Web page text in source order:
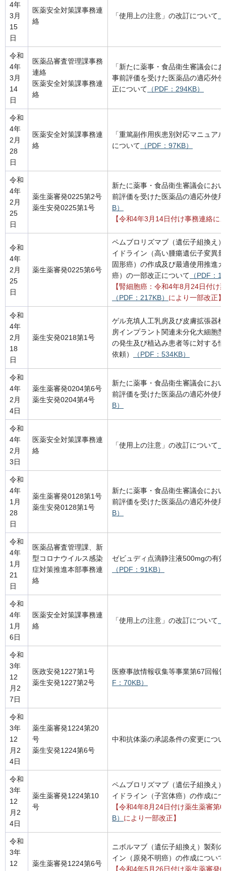
4年
3月
15
日
医薬安全対策課事務連
絡
「使用上の注意」の改訂について
令和
4年
3月
14
日
医薬品審査管理課事務
連絡
医薬安全対策課事務連
絡
「新たに薬事・食品衛生審議会に
事前評価を受けた医薬品の適応外
正について （PDF：294KB）
令和
4年
2月
28
日
医薬安全対策課事務連
絡
「重篤副作用疾患別対応マニュア
について （PDF：97KB）
令和
4年
2月
25
日
薬生薬審発0225第2号
薬生安発0225第1号
新たに薬事・食品衛生審議会にお
前評価を受けた医薬品の適応外使
B）
【令和4年3月14日付け事務連絡に
令和
4年
2月
25
日
薬生薬審発0225第6号
ペムブロリズマブ（遺伝子組換え
イドライン（高い腫瘍遺伝子変異
固形癌）の作成及び最適使用推進
癌）の一部改正について （PDF：
【腎細胞癌：令和4年8月24日付け
（PDF：217KB） により一部改正】
令和
4年
2月
18
日
薬生安発0218第1号
ゲル充填人工乳房及び皮膚拡張器
房インプラント関連未分化大細胞
の発生及び植込み患者等に対する
依頼）
（PDF：534KB）
令和
4年
2月
4日
薬生薬審発0204第6号
薬生安発0204第4号
新たに薬事・食品衛生審議会にお
前評価を受けた医薬品の適応外使
B）
令和
4年
2月
3日
医薬安全対策課事務連
絡
「使用上の注意」の改訂について
令和
4年
1月
28
日
薬生薬審発0128第1号
薬生安発0128第1号
新たに薬事・食品衛生審議会にお
前評価を受けた医薬品の適応外使
B）
令和
4年
1月
21
日
医薬品審査管理課、新
型コロナウイルス感染
症対策推進本部事務連
絡
ゼビュディ点滴静注液500mgの有
（PDF：91KB）
令和
4年
1月
6日
医薬安全対策課事務連
絡
「使用上の注意」の改訂について
令和
3年
12
月2
7日
医政安発1227第1号
薬生安発1227第2号
医療事故情報収集等事業第67回報
F：70KB）
令和
3年
12
月2
4日
薬生薬審発1224第20
号
薬生安発1224第6号
中和抗体薬の承認条件の変更につ
令和
3年
12
月2
4日
薬生薬審発1224第10
号
ペムブロリズマブ（遺伝子組換え
イドライン（子宮体癌）の作成に
【令和4年8月24日付け薬生薬審第
B） により一部改正】
令和
3年
12
薬生薬審発1224第6号
ニボルマブ（遺伝子組換え）製剤
イン（原発不明癌）の作成について
【令和4年5月26日付け薬生薬審発